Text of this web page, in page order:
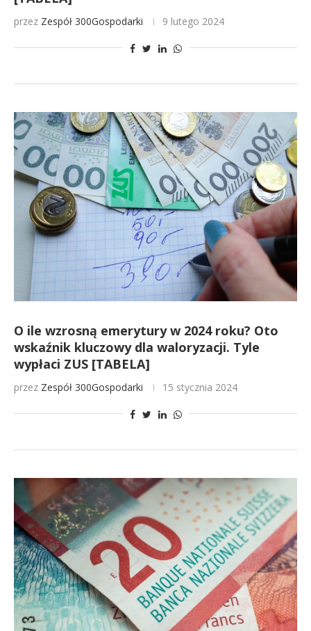
przez Zespół 300Gospodarki 9 lutego 2024
O ile wzrosną emerytury w 2024 roku? Oto
wskaźnik kluczowy dla waloryzacji. Tyle
wypłaci ZUS [TABELA]
przez Zespół 300Gospodarki 15 stycznia 2024